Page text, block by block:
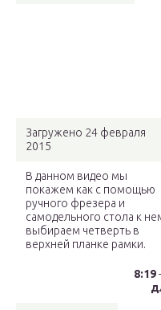
Загружено 24 февраля
2015
В данном видео мы
покажем как с помощью
ручного фрезера и
самодельного стола к
выбираем четверть в
верхней планке рамки.
8:19